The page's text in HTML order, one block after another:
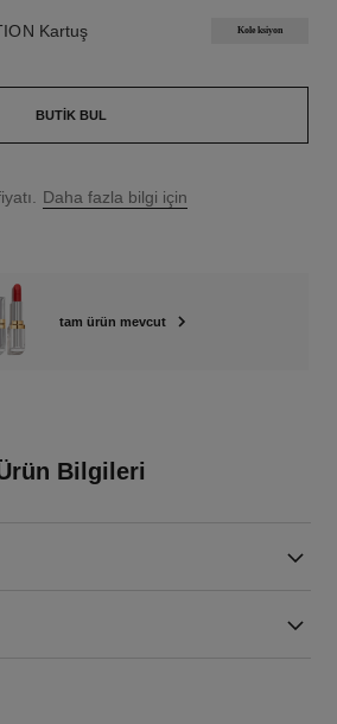
Kartuş Koleksiyon
BUTIK BUL
Daha fazla bilgi için
tam ürün mevcut
Bilgileri